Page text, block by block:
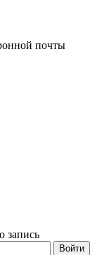
почты
запись